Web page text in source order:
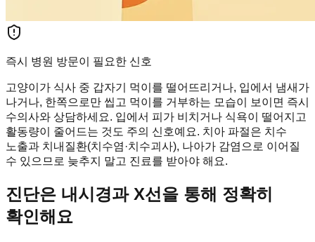
즉시 병원 방문이 필요한 신호
고양이가 식사 중 갑자기 먹이를 떨어뜨리거나, 입에서 냄새가
나거나, 한쪽으로만 씹고 먹이를 거부하는 모습이 보이면 즉시
수의사와 상담하세요. 입에서 피가 비치거나 식욕이 떨어지고
활동량이 줄어드는 것도 주의 신호예요. 치아 파절은 치수
노출과 치내질환(치수염·치수괴사), 나아가 감염으로 이어질
수 있으므로 늦추지 말고 진료를 받아야 해요.
진단은 내시경과 X선을 통해 정확히
확인해요